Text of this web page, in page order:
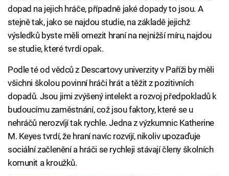
dopad na jejich hráče, případně jaké dopady to jsou. A
stejně tak, jako se najdou studie, na základě jejichž
výsledků byste měli omezit hraní na nejnižší míru, najdou
se studie, které tvrdí opak.
Podle té od vědců z Descartovy univerzity v Paříži by měli
všichni školou povinní hráči hrát a těžit z pozitivních
dopadů. Jsou jimi zvýšený intelekt a rozvoj předpokladů k
budoucímu zaměstnání, což jsou faktory, které se u
nehráčů nerozvíjí tak rychle. Jedna z výzkumnic Katherine
M. Keyes tvrdí, že hraní navíc rozvíjí, nikoliv upozaďuje
sociální začlenění a hráči se rychleji stávají členy školních
komunit a kroužků.